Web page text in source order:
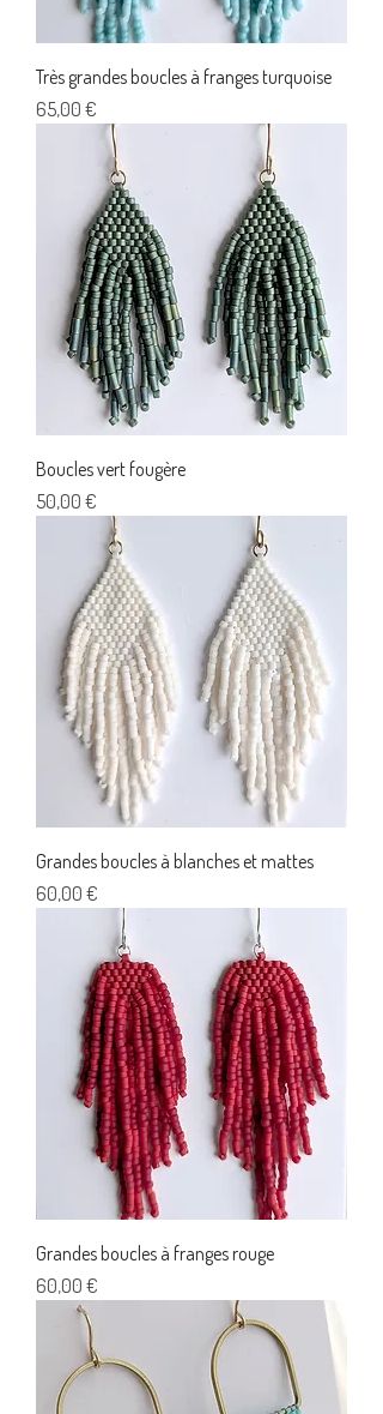
Très grandes boucles à franges turquoise
Prix
65,00 €
Boucles vert fougère
Prix
50,00 €
Grandes boucles à blanches et mattes
Prix
60,00 €
Grandes boucles à franges rouge
Prix
60,00 €